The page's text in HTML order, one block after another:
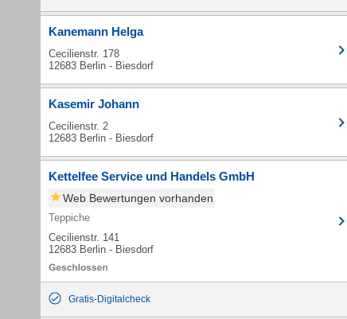
Kanemann Helga
Cecilienstr. 178
12683 Berlin - Biesdorf
Kasemir Johann
Cecilienstr. 2
12683 Berlin - Biesdorf
Kettelfee Service und Handels GmbH
Web Bewertungen vorhanden
Teppiche
Cecilienstr. 141
12683 Berlin - Biesdorf
Gratis-Digitalcheck